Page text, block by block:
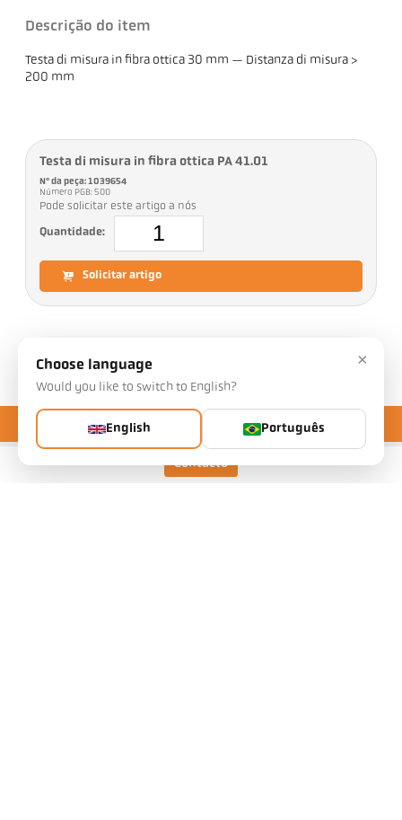
Contacto
Descrição do item
Testa di misura in fibra ottica 30 mm — Distanza di misura >
200 mm
Testa di misura in fibra ottica PA 41.01
Nº da peça: 1039654
Número PGB: 500
Pode solicitar este artigo a nós
Quantidade:
Solicitar artigo
Downloads ×
Choose language
Would you like to switch to English?
English Português